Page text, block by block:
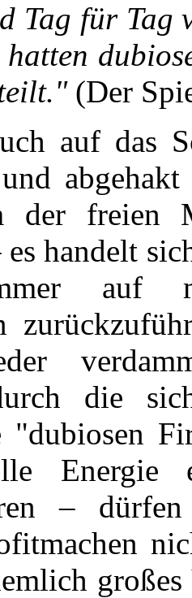
Tag für Tag
hatten
(Der
auf das
der freien
handelt
auf
die
"dubiosen
Energie
–